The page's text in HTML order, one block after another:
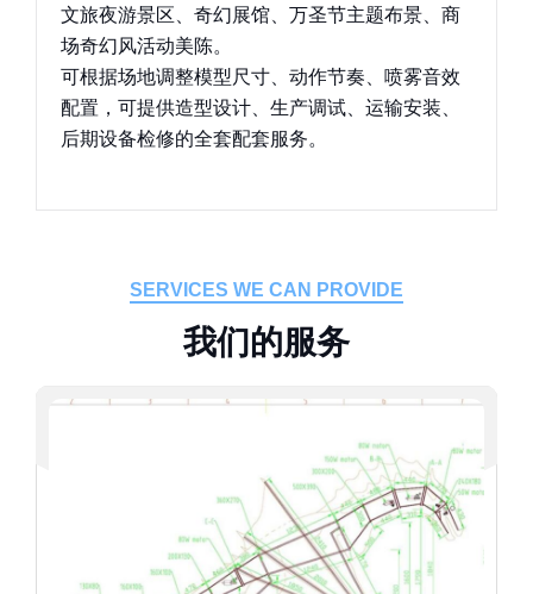
文旅夜游景区、奇幻展馆、万圣节主题布景、商
场奇幻风活动美陈。
可根据场地调整模型尺寸、动作节奏、喷雾音效
配置，可提供造型设计、生产调试、运输安装、
后期设备检修的全套配套服务。
SERVICES WE CAN PROVIDE
我们的服务